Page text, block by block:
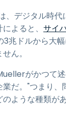
、デジタル時
よると、 サイ
3兆ドルから大
ん。
がかつて
だ。"つまり
ような種類が